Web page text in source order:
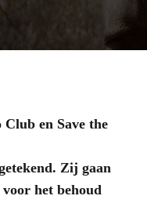
en Save the
Zij gaan
het behoud